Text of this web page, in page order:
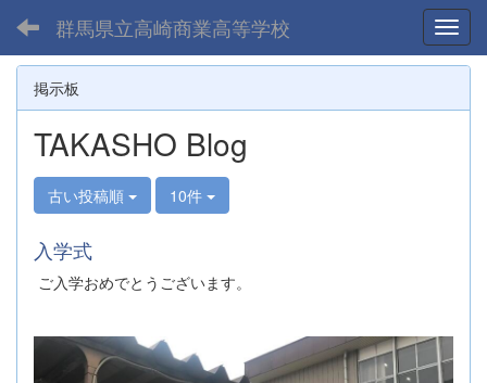
群馬県立高崎商業高等学校
掲示板
TAKASHO Blog
古い投稿順 10件
入学式
ご入学おめでとうございます。